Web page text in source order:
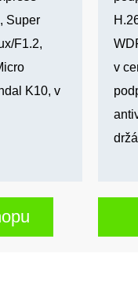
Super
F1.2,
K10, v
v